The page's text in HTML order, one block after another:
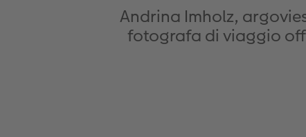
Andrina Imholz,
fotografa di viaggio